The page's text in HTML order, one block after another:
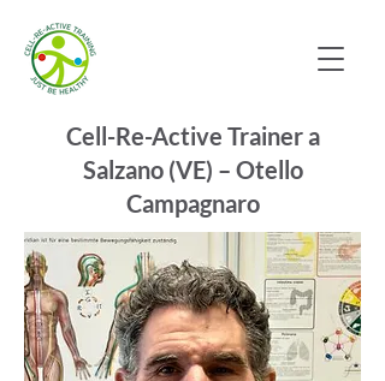
Cell-Re-Active Trainer a
Salzano (VE) – Otello
Campagnaro